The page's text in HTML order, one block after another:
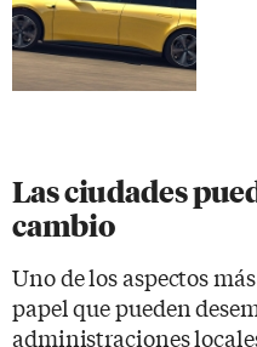
Las ciudades
cambio
Uno de los aspectos
papel que pueden
administraciones